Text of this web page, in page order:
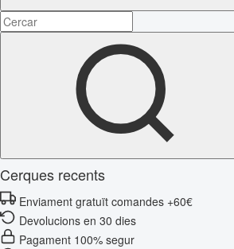
Cerques recents
Enviament gratuït comandes +60€
Devolucions en 30 dies
Pagament 100% segur